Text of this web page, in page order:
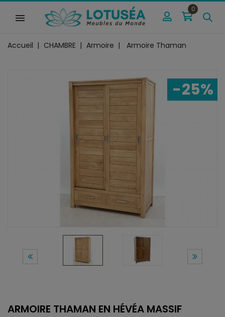
0
Accueil CHAMBRE Armoire Armoire Thaman
-25%
ARMOIRE THAMAN EN HÉVÉA MASSIF